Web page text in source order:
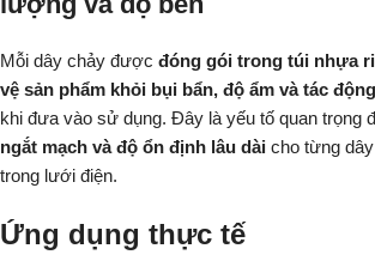
Mỗi dây chảy được đóng gói trong túi nhựa
vệ sản phẩm khỏi bụi bẩn, độ ẩm và tác
khi đưa vào sử dụng. Đây là yếu tố quan trọng
ngắt mạch và độ ổn định lâu dài cho từng
trong lưới điện.
Ứng dụng thực tế